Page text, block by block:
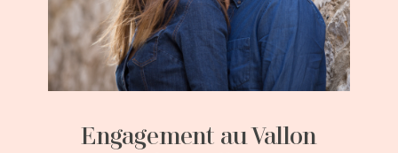
Engagement au Vallon